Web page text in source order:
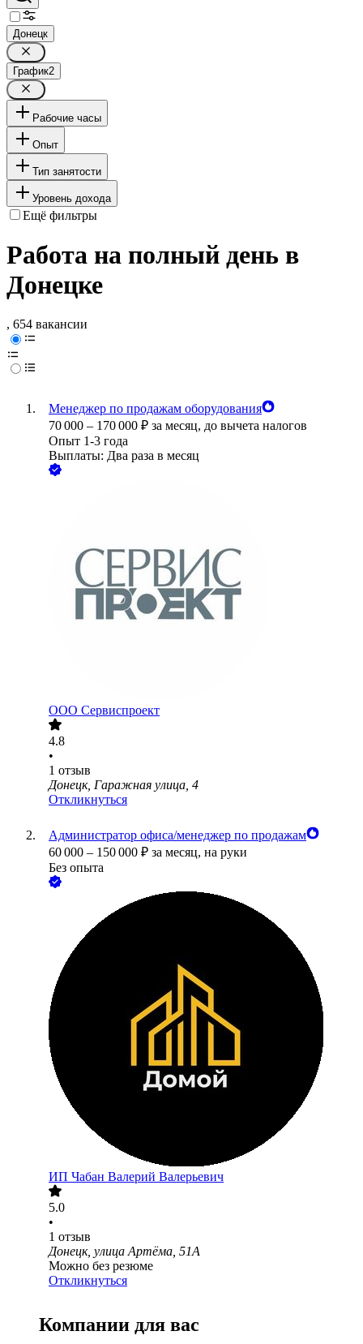
Донецк
График2
Рабочие часы
Опыт
Тип занятости
Уровень дохода
Ещё фильтры
Работа на полный день в
Донецке
, 654 вакансии
Менеджер по продажам оборудования
70 000 – 170 000 ₽ за месяц, до вычета налогов
Опыт 1-3 года
Выплаты: Два раза в месяц
ООО Сервиспроект
4.8
•
1 отзыв
Донецк, Гаражная улица, 4
Откликнуться
Администратор офиса/менеджер по продажам
60 000 – 150 000 ₽ за месяц, на руки
Без опыта
ИП Чабан Валерий Валерьевич
5.0
•
1 отзыв
Донецк, улица Артёма, 51А
Можно без резюме
Откликнуться
Компании для вас